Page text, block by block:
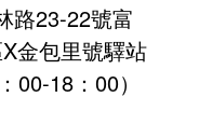
路23-22號富
包里號驛站
18：00）